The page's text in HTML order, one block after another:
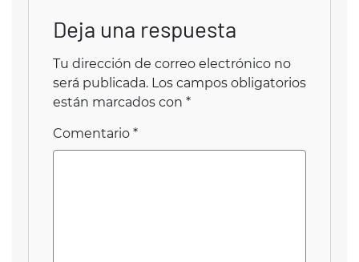
Deja una respuesta
Tu dirección de correo electrónico no
será publicada. Los campos obligatorios
están marcados con *
Comentario *